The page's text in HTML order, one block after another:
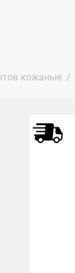
кожаные